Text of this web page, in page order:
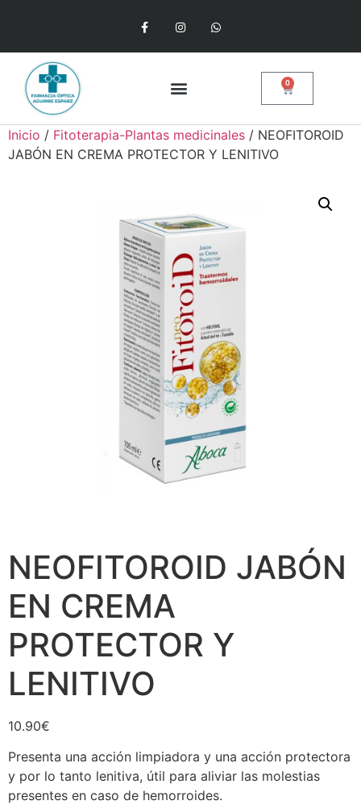
0
Inicio / Fitoterapia-Plantas medicinales / NEOFITOROID
JABÓN EN CREMA PROTECTOR Y LENITIVO
NEOFITOROID JABÓN
EN CREMA
PROTECTOR Y
LENITIVO
10.90€
Presenta una acción limpiadora y una acción protectora
y por lo tanto lenitiva, útil para aliviar las molestias
presentes en caso de hemorroides.